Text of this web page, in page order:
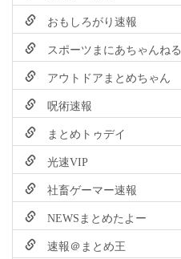
おもしろがり速報
スポーツまにあちゃんねる
アウトドアまとめちゃん
呪術速報
まとめトゥデイ
光速VIP
社畜ゲーマー速報
NEWSまとめたよー
速報＠まとめ王